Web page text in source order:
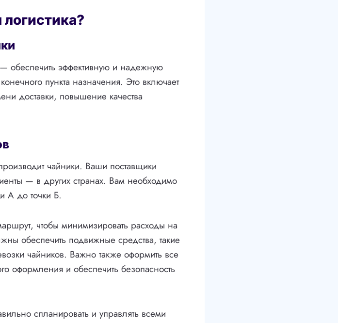
логистика?
обеспечить эффективную и надежную
пункта назначения. Это включает
доставки, повышение качества
чайники. Ваши поставщики
— в других странах. Вам необходимо
А до точки Б.
чтобы минимизировать расходы на
обеспечить подвижные средства, такие
чайников. Важно также оформить все
оформления и обеспечить безопасность
спланировать и управлять всеми